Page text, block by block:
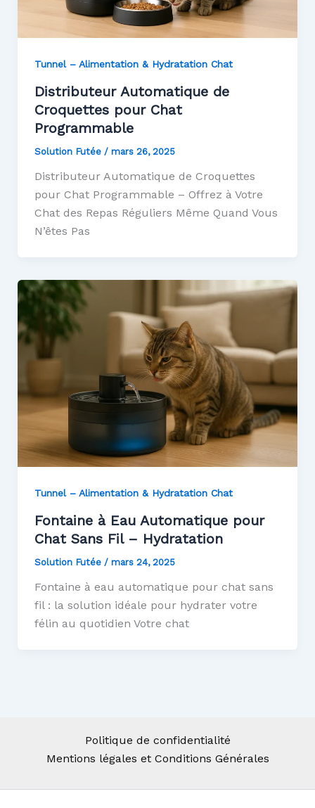
Tunnel – Alimentation & Hydratation Chat
Distributeur Automatique de
Croquettes pour Chat
Programmable
Solution Futée / mars 26, 2025
Distributeur Automatique de Croquettes
pour Chat Programmable – Offrez à Votre
Chat des Repas Réguliers Même Quand Vous
N’êtes Pas
Tunnel – Alimentation & Hydratation Chat
Fontaine à Eau Automatique pour
Chat Sans Fil – Hydratation
Solution Futée / mars 24, 2025
Fontaine à eau automatique pour chat sans
fil : la solution idéale pour hydrater votre
félin au quotidien Votre chat
Politique de confidentialité
Mentions légales et Conditions Générales